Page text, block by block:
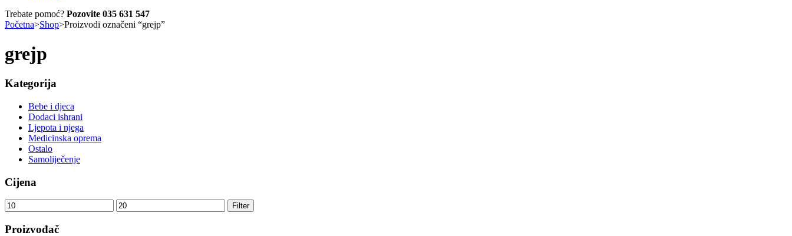
Trebate pomoć? Pozovite 035 631 547
Početna>Shop>Proizvodi označeni “grejp”
grejp
Kategorija
Bebe i djeca
Dodaci ishrani
Ljepota i njega
Medicinska oprema
Ostalo
Samoliječenje
Cijena
Minimalna
cijena
Maksimalna
cijena
Filter
Proizvođač